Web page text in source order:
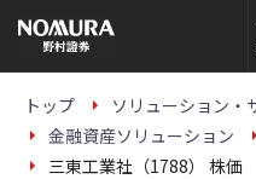
の
ー
トップ
ソリューション・
金融資産ソリューション
三東工業社（1788） 株価